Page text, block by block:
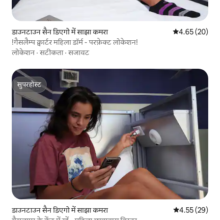
डाउनटाउन सैन डिएगो में साझा कमरा औसत रेटिंग 5 में
4.65 (20)
!गैसलैम्प क्वार्टर महिला डॉर्म - परफ़ेक्ट लोकेशन!
लोकेशन ·सटीकता ·सजावट
सुपरहोस्ट
सुपरहोस्ट
डाउनटाउन सैन डिएगो में साझा कमरा औसत रेटिंग 5 में
4.55 (29)